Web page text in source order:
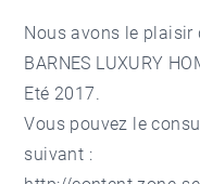
Nous avons le plaisir
BARNES LUXURY
Eté 2017.
Vous pouvez le
suivant :